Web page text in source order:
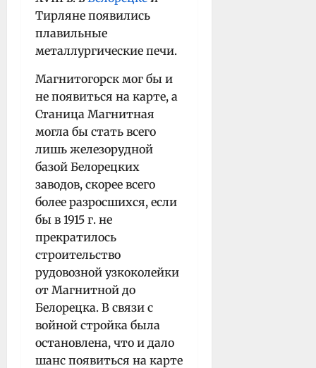
Тирляне появились
плавильные
металлургические печи.
Магнитогорск мог бы и
не появиться на карте, а
Станица Магнитная
могла бы стать всего
лишь железорудной
базой Белорецких
заводов, скорее всего
более разросшихся, если
бы в 1915 г. не
прекратилось
строительство
рудовозной узкоколейки
от Магнитной до
Белорецка. В связи с
войной стройка была
остановлена, что и дало
шанс появиться на карте